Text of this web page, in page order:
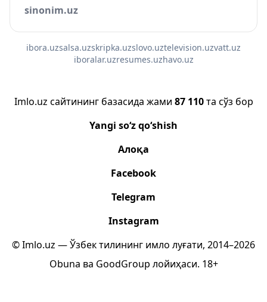
sinonim.uz
ibora.uzsalsa.uzskripka.uzslovo.uztelevision.uzvatt.uz
iboralar.uzresumes.uzhavo.uz
Imlo.uz сайтининг базасида жами 87 110та сўз бор
Yangi so‘z qo‘shish
Алоқа
Facebook
Telegram
Instagram
© Imlo.uz — Ўзбек тилининг имло луғати, 2014–2026
Obuna ва GoodGroup лойиҳаси. 18+